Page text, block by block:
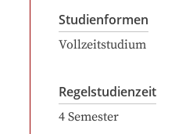
Studienformen
Vollzeitstudium
Regelstudienzeit
4 Semester